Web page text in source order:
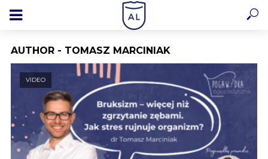
AUTHOR - TOMASZ MARCINIAK
VIDEO